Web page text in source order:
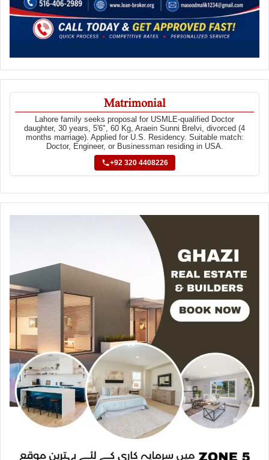
Matrimonial
Lahore family seeks proposal for USMLE-qualified Doctor
daughter, 30 years, 5'6", 60 Kg, Araein Sunni Brelvi, divorced (4
months marriage). Applied for U.S. Residency. Suitable match:
Doctor, Engineer, or Businessman residing in USA.
+92 320 4408226